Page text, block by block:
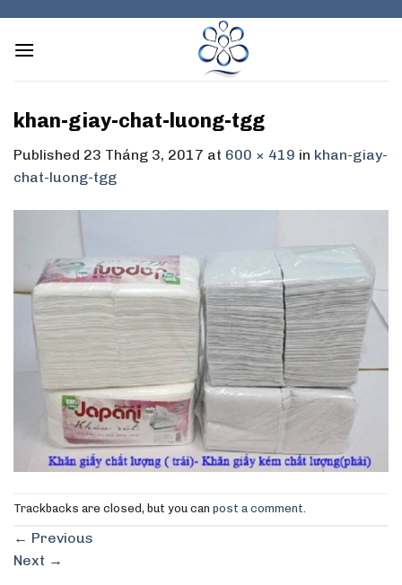
content
khan-giay-chat-luong-tgg
Published 23 Tháng 3, 2017 at 600 × 419 in khan-giay-
chat-luong-tgg
Trackbacks are closed, but you can post a comment.
← Previous
Next →